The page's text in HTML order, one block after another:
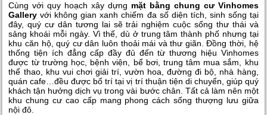
Cùng với quy hoạch xây dựng mặt bằng chung cư Vinhomes
Gallery với không gian xanh chiếm đa số diện tích, sinh sống tại
đây, quý cư dân tương lai sẽ trải nghiệm cuộc sống thư thái và
sảng khoái mỗi ngày. Vì thế, dù ở trung tâm thành phố nhưng tại
khu căn hộ, quý cư dân luôn thoải mái và thư giãn. Đồng thời, hệ
thống tiện ích đẳng cấp đầy đủ đến từ thương hiệu Vinhomes
được từ trường học, bệnh viện, bể bơi, trung tâm mua sắm, khu
thể thao, khu vui chơi giải trí, vườn hoa, đường đi bộ, nhà hàng,
quán cafe…đều được bố trí tại vị trí thuận tiện di chuyển, giúp quý
khách tận hưởng dịch vụ trong vài bước chân. Tất cả làm nên một
khu chung cư cao cấp mang phong cách sống thượng lưu giữa
nội đô.